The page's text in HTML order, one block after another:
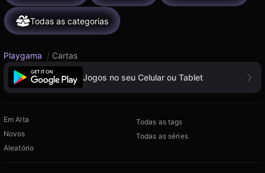
Todas as categorias
Playgama / Cartas
Jogos no seu Celular ou Tablet
Em Alta
Novos
Aleatório
Todas as tags
Todas as séries